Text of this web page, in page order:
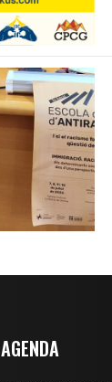
AGENDA